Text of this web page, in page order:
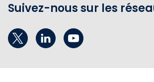
Suivez-nous sur les